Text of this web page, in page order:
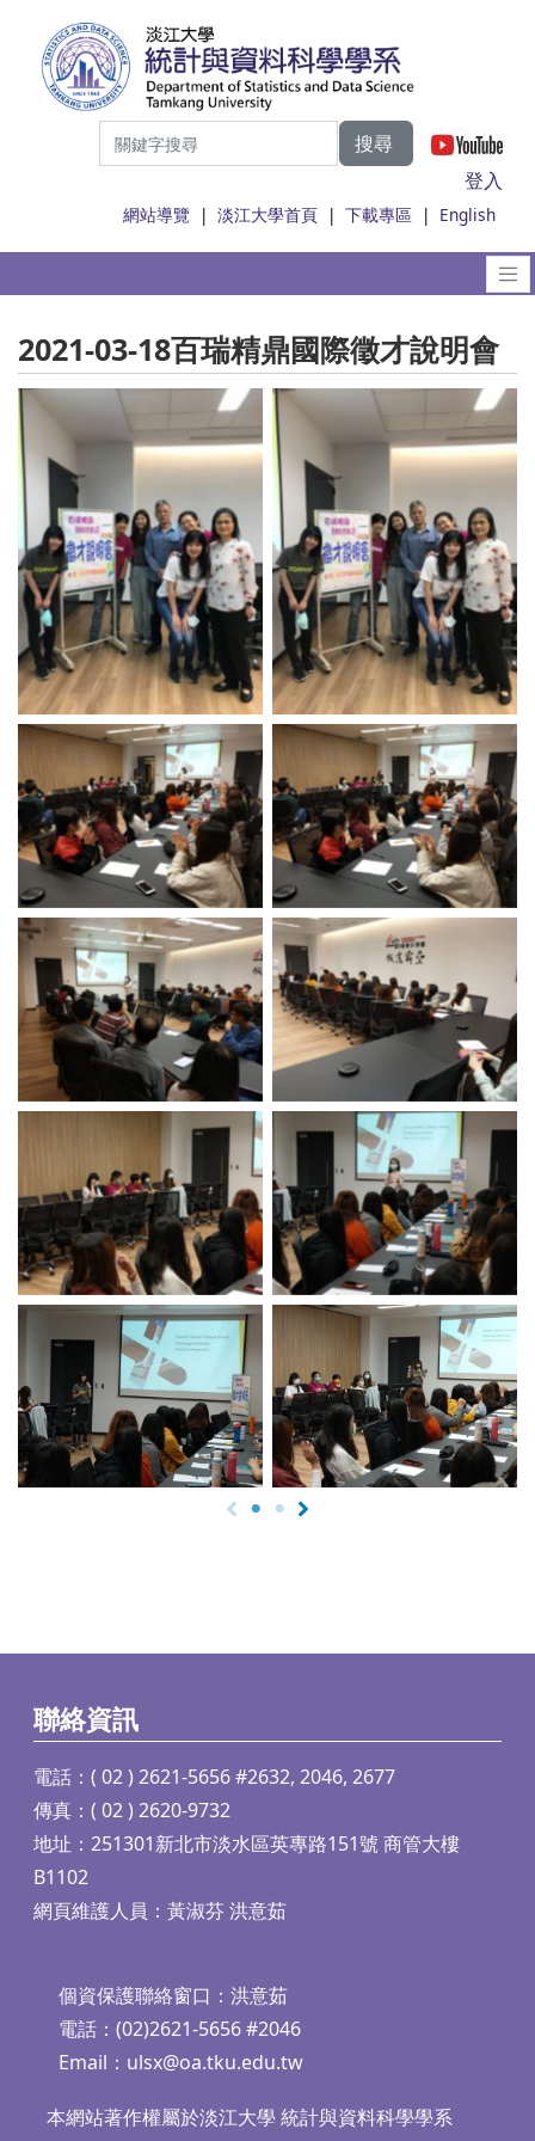
搜尋
登入
網站導覽 |淡江大學首頁 |下載專區 | English
2021-03-18百瑞精鼎國際徵才說明會
No Caption No Caption
No Caption No Caption
No Caption No Caption
No Caption No Caption
No Caption No Caption
聯絡資訊
電話：( 02 ) 2621-5656 #2632, 2046, 2677
傳真：( 02 ) 2620-9732
地址：251301新北市淡水區英專路151號 商管大樓
B1102
網頁維護人員：黃淑芬 洪意茹
個資保護聯絡窗口：洪意茹
電話：(02)2621-5656 #2046
Email： ulsx@oa.tku.edu.tw
本網站著作權屬於淡江大學 統計與資料科學學系